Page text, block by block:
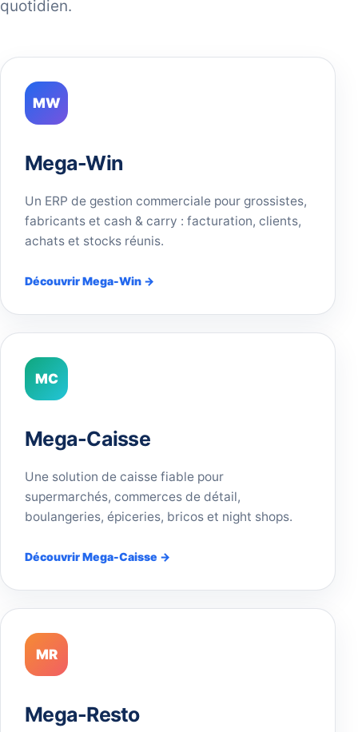
quotidien.
MW
Mega-Win
Un ERP de gestion commerciale pour grossistes,
fabricants et cash & carry : facturation, clients,
achats et stocks réunis.
Découvrir Mega-Win →
MC
Mega-Caisse
Une solution de caisse fiable pour
supermarchés, commerces de détail,
boulangeries, épiceries, bricos et night shops.
Découvrir Mega-Caisse →
MR
Mega-Resto